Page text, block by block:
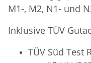
M1-, M2, N1- und
Inklusive TÜV
TÜV Süd Test